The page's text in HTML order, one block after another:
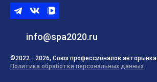
info@spa2020.ru
TelegramВКонтакте
ВК
©2022 - 2026, Союз профессионалов авторынка
Политика обработки персональных данных